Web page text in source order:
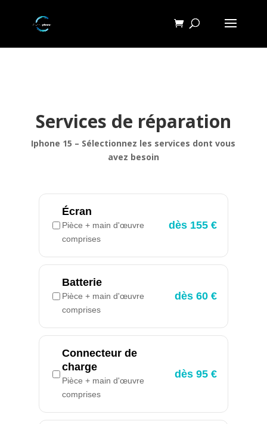
Services de réparation
Iphone 15 – Sélectionnez les services dont vous
avez besoin
Écran
Pièce + main d'œuvre
comprises
dès 155 €
Batterie
Pièce + main d'œuvre
comprises
dès 60 €
Connecteur de
charge
Pièce + main d'œuvre
comprises
dès 95 €